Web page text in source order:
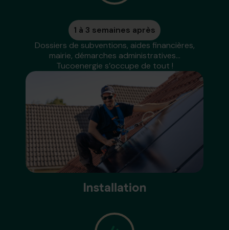
1 à 3 semaines après
Dossiers de subventions, aides financières,
mairie, démarches administratives...
Tucoenergie s’occupe de tout !
Installation